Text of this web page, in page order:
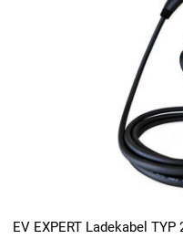
EV EXPERT Ladekabel